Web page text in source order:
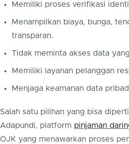
Memiliki proses verifikasi
Menampilkan biaya, bunga,
transparan.
Tidak meminta akses data
Memiliki layanan pelanggan
Menjaga keamanan data
Salah satu pilihan yang bisa
Adapundi, platform pinjaman
OJK yang menawarkan proses